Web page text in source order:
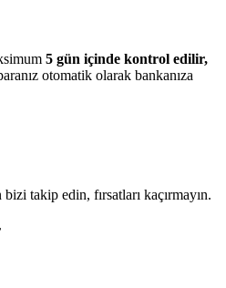
5 gün içinde kontrol edilir,
otomatik olarak bankanıza
takip edin, fırsatları kaçırmayın.